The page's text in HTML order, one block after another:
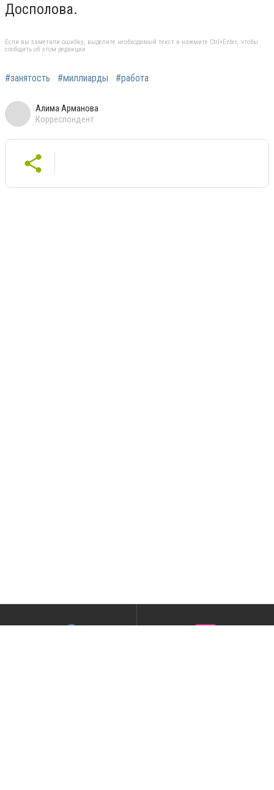
Досполова.
Если вы заметили ошибку, выделите необходимый текст и нажмите Ctrl+Enter, чтобы
сообщить об этом редакции
#занятость #миллиарды #работа
Алима Арманова
Корреспондент